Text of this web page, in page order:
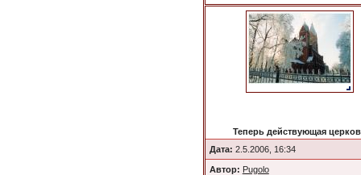
Теперь действующая
Дата: 2.5.2006, 16:34
Автор: Pugolo